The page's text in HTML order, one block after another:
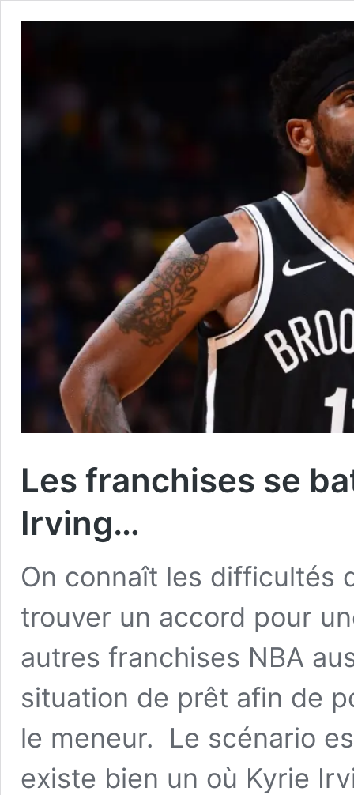
Les franchises se
Irving…
On connaît les difficultés
trouver un accord pour
autres franchises NBA
situation de prêt afin de
le meneur. Le scénario
existe bien un où Kyrie